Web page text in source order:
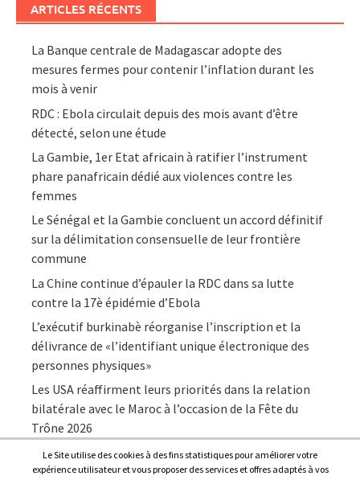
ARTICLES RÉCENTS
La Banque centrale de Madagascar adopte des
mesures fermes pour contenir l’inflation durant les
mois à venir
RDC : Ebola circulait depuis des mois avant d’être
détecté, selon une étude
La Gambie, 1er Etat africain à ratifier l’instrument
phare panafricain dédié aux violences contre les
femmes
Le Sénégal et la Gambie concluent un accord définitif
sur la délimitation consensuelle de leur frontière
commune
La Chine continue d’épauler la RDC dans sa lutte
contre la 17è épidémie d’Ebola
L’exécutif burkinabè réorganise l’inscription et la
délivrance de «l’identifiant unique électronique des
personnes physiques»
Les USA réaffirment leurs priorités dans la relation
bilatérale avec le Maroc à l’occasion de la Fête du
Trône 2026
Le Site utilise des cookies à des fins statistiques pour améliorer votre
expérience utilisateur et vous proposer des services et offres adaptés à vos